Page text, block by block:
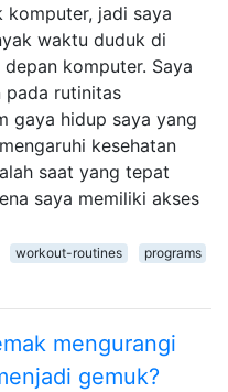
komputer, jadi saya
waktu duduk di
komputer. Saya
pada rutinitas
gaya hidup saya yang
kesehatan
saat yang tepat
saya memiliki akses
workout-routines programs
mengurangi
gemuk?